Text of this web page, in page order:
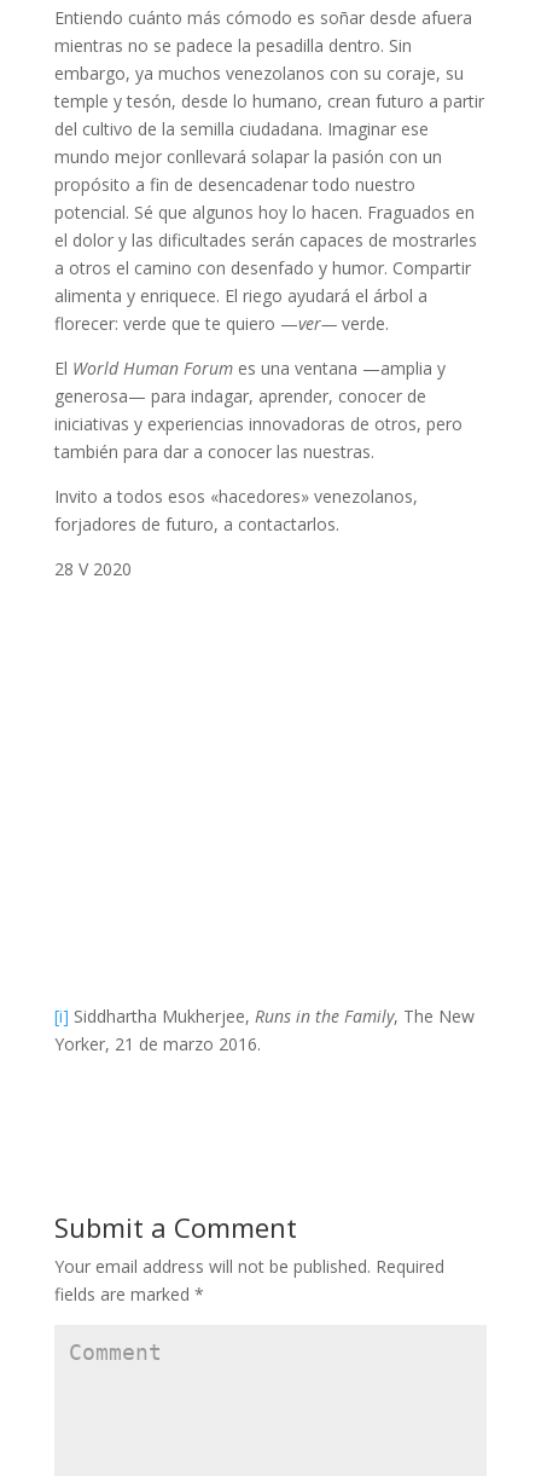
Entiendo cuánto más cómodo es soñar desde afuera
mientras no se padece la pesadilla dentro. Sin
embargo, ya muchos venezolanos con su coraje, su
temple y tesón, desde lo humano, crean futuro a partir
del cultivo de la semilla ciudadana. Imaginar ese
mundo mejor conllevará solapar la pasión con un
propósito a fin de desencadenar todo nuestro
potencial. Sé que algunos hoy lo hacen. Fraguados en
el dolor y las dificultades serán capaces de mostrarles
a otros el camino con desenfado y humor. Compartir
alimenta y enriquece. El riego ayudará el árbol a
florecer: verde que te quiero —ver— verde.
El World Human Forumes una ventana —amplia y
generosa— para indagar, aprender, conocer de
iniciativas y experiencias innovadoras de otros, pero
también para dar a conocer las nuestras.
Invito a todos esos «hacedores» venezolanos,
forjadores de futuro, a contactarlos.
28 V 2020
[i] Siddhartha Mukherjee, Runs in the Family, The New
Yorker, 21 de marzo 2016.
Submit a Comment
Your email address will not be published. Required
fields are marked *